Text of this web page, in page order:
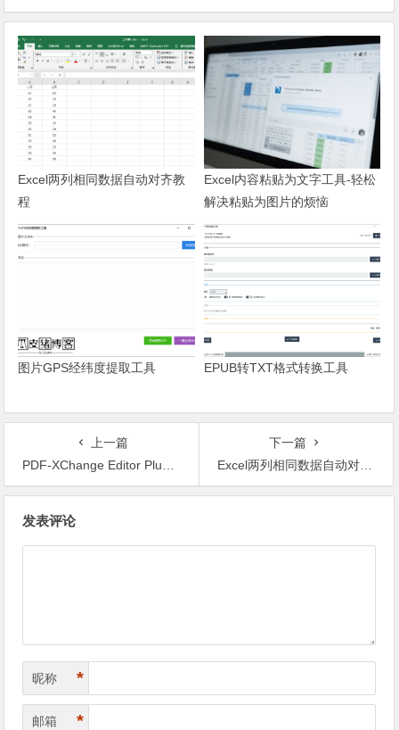
Excel两列相同数据自动对齐教
程
Excel内容粘贴为文字工具-轻松
解决粘贴为图片的烦恼
图片GPS经纬度提取工具 EPUB转TXT格式转换工具
上一篇
PDF-XChange Editor Plus-功能强大的便携PDF编辑器
下一篇
Excel两列相同数据自动对齐教程
发表评论
昵称 *
邮箱 *